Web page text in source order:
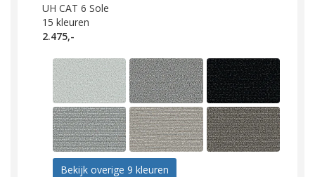
UH CAT 6 Sole
15 kleuren
2.475,-
Bekijk overige 9 kleuren